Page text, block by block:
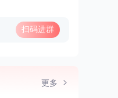
扫码进群
更多